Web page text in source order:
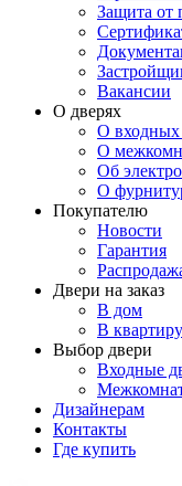
Защита от
Вакансии
О дверях
О входных
О
Об
О
Покупателю
Новости
Гарантия
Двери на заказ
В дом
В квартиру
Выбор двери
Входные
Дизайнерам
Контакты
Где купить